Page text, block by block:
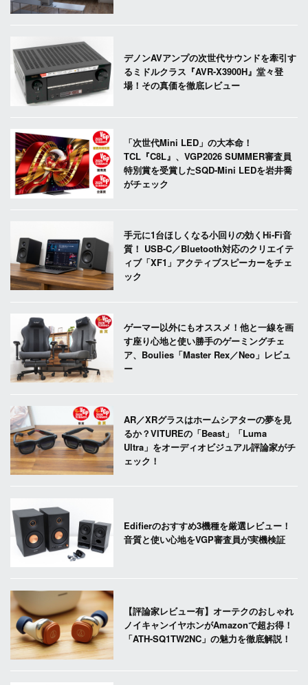
デノンAVアンプの次世代サウンドを牽引す
るミドルクラス『AVR-X3900H』堂々登
場！その真価を徹底レビュー
「次世代Mini LED」の大本命！
TCL『C8L』、VGP2026 SUMMER審査員
特別賞を受賞したSQD-Mini LEDを岩井喬
がチェック
手元に1台ほしくなる小回りの効くHi-Fi音
質！ USB-C／Bluetooth対応のクリエイテ
ィブ「XF1」アクティブスピーカーをチェ
ック
ゲーマー以外にもオススメ！他と一線を画
す座り心地と使い勝手のゲーミングチェ
ア、Boulies「Master Rex／Neo」レビュ
ー
AR／XRグラスはホームシアターの夢を見
るか？VITUREの「Beast」「Luma
Ultra」をオーディオビジュアル評論家がチ
ェック！
Edifierのおすすめ3機種を厳選レビュー！
音質と使い心地をVGP審査員が実機検証
【評論家レビュー有】オーテクのおしゃれ
ノイキャンイヤホンがAmazonで超お得！
「ATH-SQ1TW2NC」の魅力を徹底解説！